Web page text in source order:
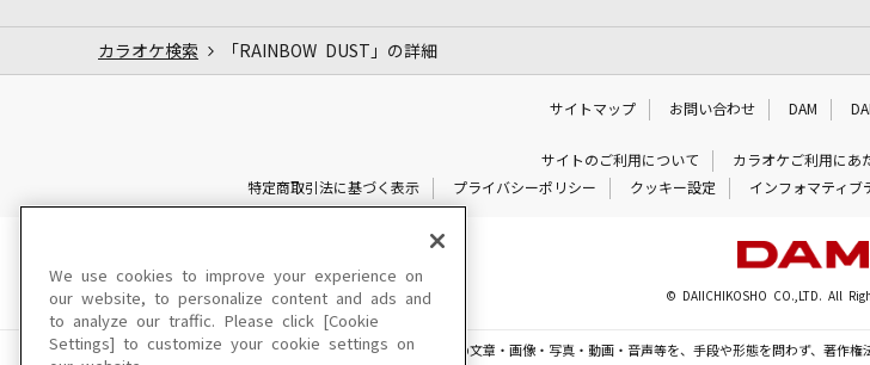
カラオケ検索 「RAINBOW DUST」の詳細
サイトマップ お問い合わせ DAM
サイトのご利用について カラオケご利用にあ
特定商取引法に基づく表示
プライバシーポリシー クッキー設定 インフォマティブ
© DAIICHIKOSHO CO.,LTD. All
このサイトに掲載されている一切の文章・画像・写真・動画・音声等を、手段や形態を問わず、著作
We use cookies to improve your experience on
our website, to personalize content and ads and
to analyze our traffic. Please click [Cookie
Settings] to customize your cookie settings on